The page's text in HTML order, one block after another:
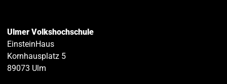
Ulmer Volkshochschule
EinsteinHaus
Kornhausplatz 5
89073 Ulm